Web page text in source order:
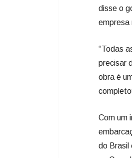
disse o
empresa
“Todas
precisar
obra é
Com um
do Brasil